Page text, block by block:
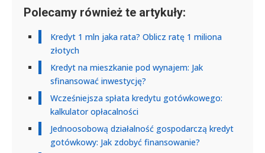
Polecamy również te artykuły:
Kredyt 1 mln jaka rata? Oblicz ratę 1 miliona
złotych
Kredyt na mieszkanie pod wynajem: Jak
sfinansować inwestycję?
Wcześniejsza spłata kredytu gotówkowego:
kalkulator opłacalności
Jednoosobową działalność gospodarczą kredyt
gotówkowy: Jak zdobyć finansowanie?